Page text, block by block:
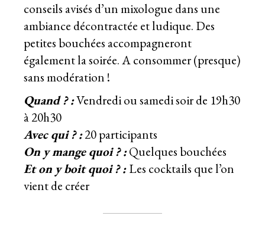
conseils avisés d’un mixologue dans une
ambiance décontractée et ludique. Des
petites bouchées accompagneront
également la soirée. A consommer (presque)
sans modération !
Quand ? :Vendredi ou samedi soir de 19h30
à 20h30
Avec qui ? :20 participants
On y mange quoi ? :Quelques bouchées
Et on y boit quoi ? :Les cocktails que l’on
vient de créer